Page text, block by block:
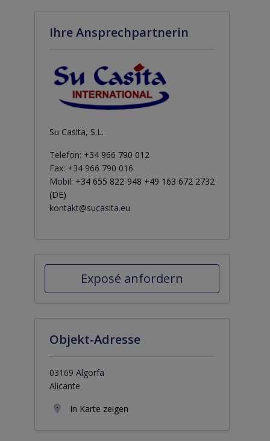
Ihre Ansprechpartnerin
Su Casita, S.L.
Telefon: +34 966 790 012
Fax: +34 966 790 016
Mobil: +34 655 822 948 +49 163 672 2732
(DE)
kontakt@sucasita.eu
Exposé anfordern
Objekt-Adresse
03169 Algorfa
Alicante
In Karte zeigen